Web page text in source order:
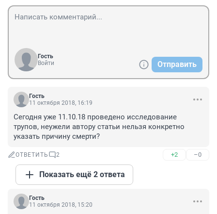
Гость
Войти
Отправить
Гость
11 октября 2018, 16:19
Сегодня уже 11.10.18 проведено исследование
трупов, неужели автору статьи нельзя конкретно
указать причину смерти?
ОТВЕТИТЬ 2 +2 –0
Показать ещё 2 ответа
Гость
11 октября 2018, 15:20